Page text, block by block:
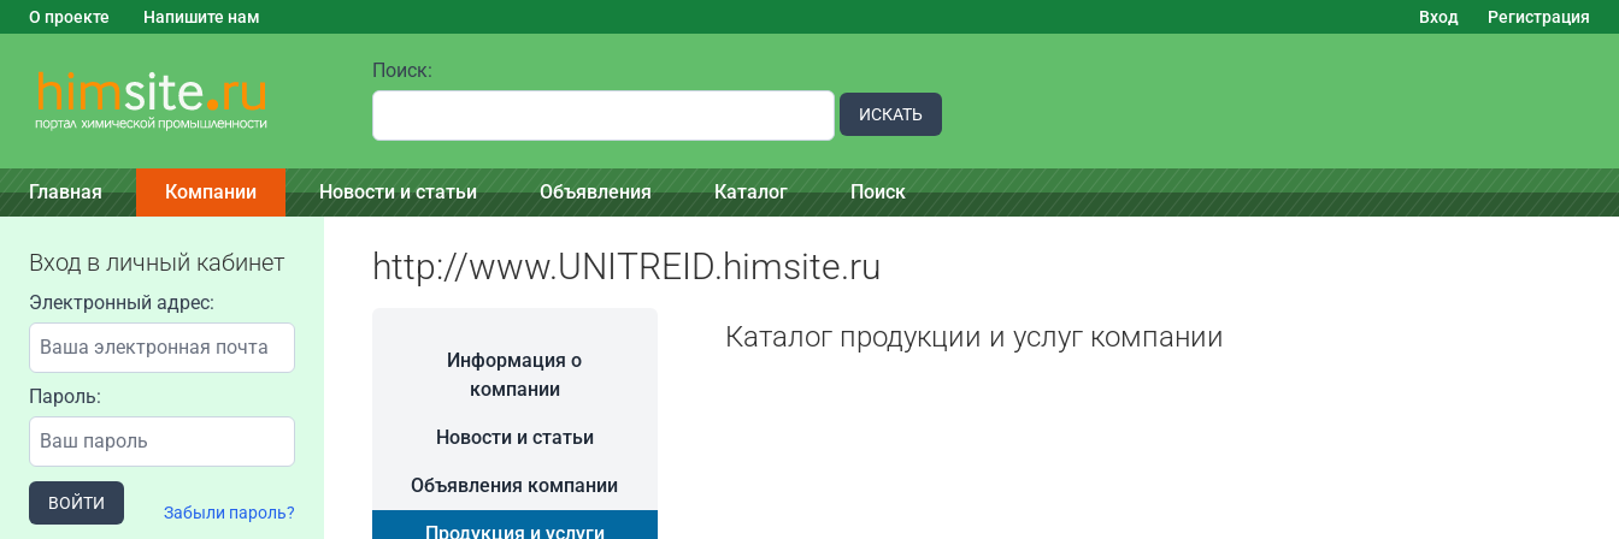
О проекте Напишите нам Вход Регистрация
Поиск:
ИСКАТЬ
Главная Компании Новости и статьи Объявления Каталог Поиск
Вход в личный кабинет
Электронный адрес:
Пароль:
ВОЙТИ Забыли пароль?
http://www.UNITREID.himsite.ru
Информация о
компании
Новости и статьи
Объявления компании
Продукция и услуги
Каталог продукции и услуг компании